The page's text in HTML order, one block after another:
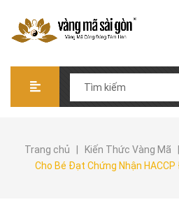
Trang chủ Kiến Thức Vàng Mã
Cho Bé Đạt Chứng Nhận